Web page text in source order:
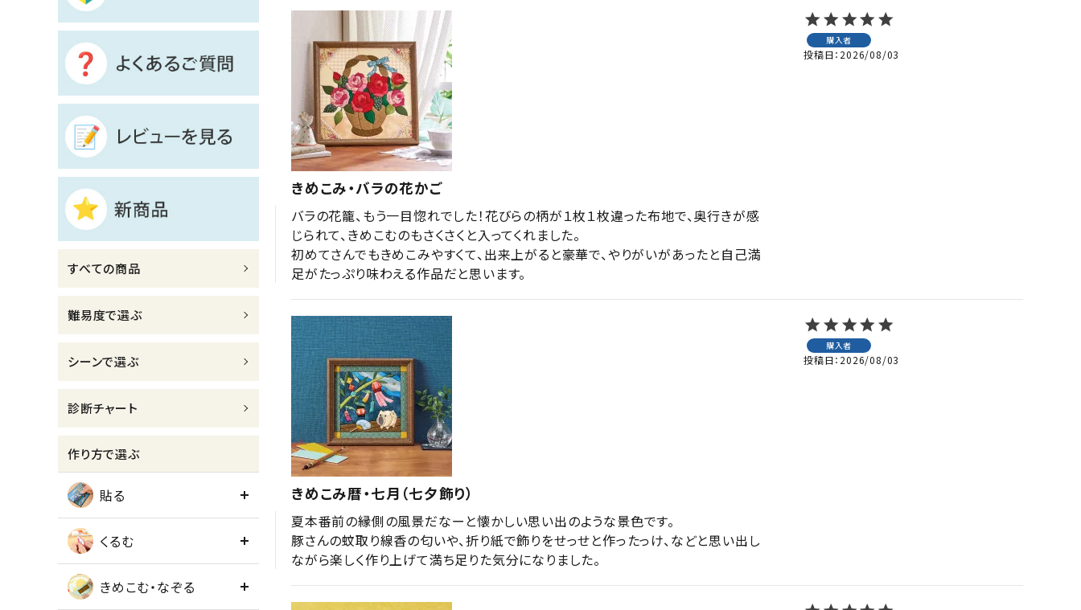
新着商品
診断チャート
ジャンルで選ぶ
レビューを見る
コーポレートサイト
実店舗案内
デイサービス／
お問い合わせ
ACCOUNT MENU
ログイン person
すべての商品
難易度で選ぶ
シーンで選ぶ
診断チャート
作り方で選ぶ
貼る
くるむ
きめこむ・なぞる
きめこみ・バラの花かご
購入者
投稿日 2026/08/03
バラの花籠、もう一目惚れでした！花びらの柄が１枚１枚違った布地で、奥行きが感
じられて、きめこむのもさくさくと入ってくれました。
初めてさんでもきめこみやすくて、出来上がると豪華で、やりがいがあったと自己満
足がたっぷり味わえる作品だと思います。
きめこみ暦・七月（七夕飾り）
購入者
投稿日 2026/08/03
夏本番前の縁側の風景だなーと懐かしい思い出のような景色です。
豚さんの蚊取り線香の匂いや、折り紙で飾りをせっせと作ったっけ、などと思い出し
ながら楽しく作り上げて満ち足りた気分になりました。